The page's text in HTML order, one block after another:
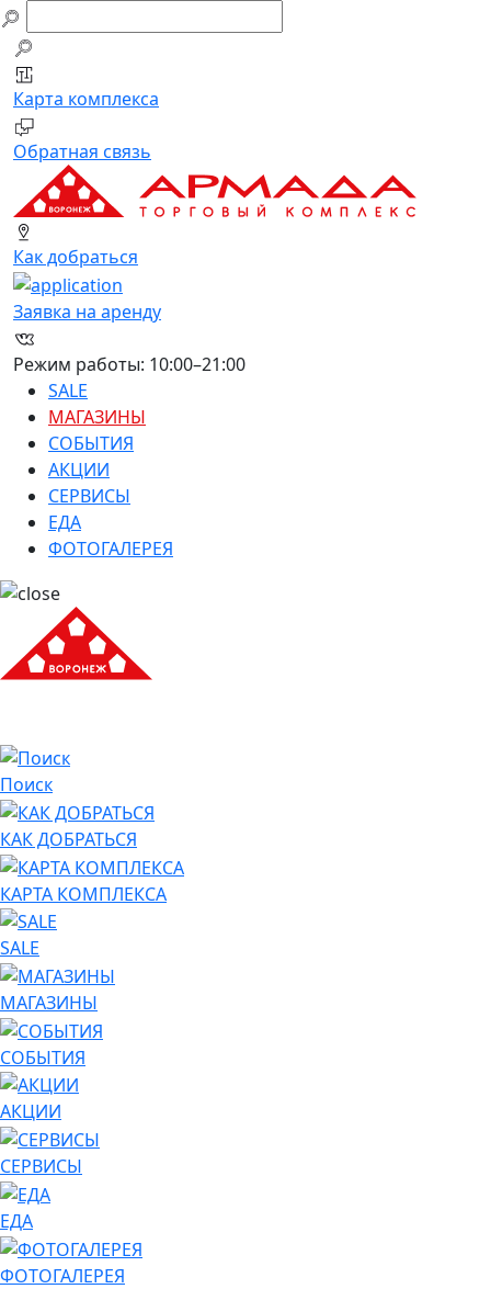
Карта комплекса
Обратная связь
Как добраться
Заявка на аренду
Режим работы: 10:00–21:00
SALE
МАГАЗИНЫ
СОБЫТИЯ
АКЦИИ
СЕРВИСЫ
ЕДА
ФОТОГАЛЕРЕЯ
Поиск
КАК ДОБРАТЬСЯ
КАРТА КОМПЛЕКСА
SALE
МАГАЗИНЫ
СОБЫТИЯ
АКЦИИ
СЕРВИСЫ
ЕДА
ФОТОГАЛЕРЕЯ
E-mail
Телефон
Адрес сайта
Площадь, от (м2)
Виды деятельности
Перетащите или нажмите для добавления
файлов
Телефон
Сообщение